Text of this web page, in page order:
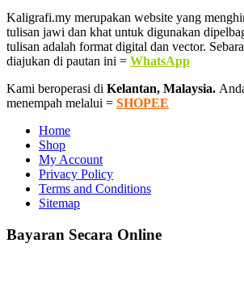
Kaligrafi.my merupakan website yang
tulisan jawi dan khat untuk digunakan
tulisan adalah format digital dan vector.
diajukan di pautan ini = WhatsApp
Kami beroperasi di Kelantan, Malaysia.
menempah melalui = SHOPEE
Home
Shop
My Account
Privacy Policy
Terms and Conditions
Sitemap
Bayaran Secara Online